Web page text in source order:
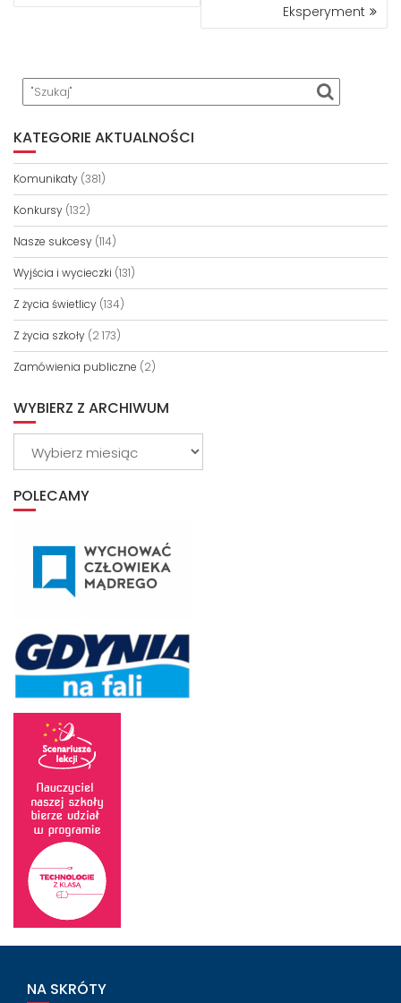
Eksperyment
KATEGORIE AKTUALNOŚCI
Komunikaty (381)
Konkursy (132)
Nasze sukcesy (114)
Wyjścia i wycieczki (131)
Z życia świetlicy (134)
Z życia szkoły (2 173)
Zamówienia publiczne (2)
WYBIERZ Z ARCHIWUM
POLECAMY
NA SKRÓTY